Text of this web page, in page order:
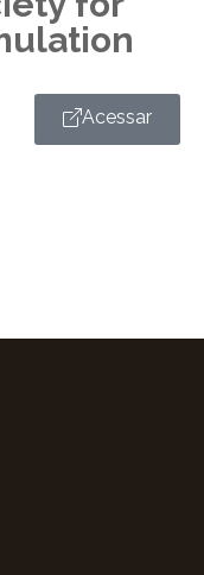
Acessar